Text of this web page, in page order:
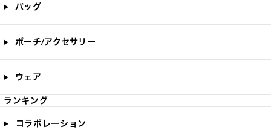
バッグ
ポーチ/アクセサリー
ウェア
ランキング
コラボレーション